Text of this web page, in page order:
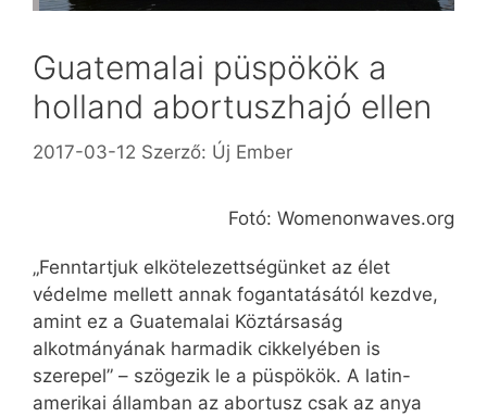
Guatemalai püspökök a
holland abortuszhajó ellen
2017-03-12 Szerző: Új Ember
Fotó: Womenonwaves.org
„Fenntartjuk elkötelezettségünket az élet
védelme mellett annak fogantatásától kezdve,
amint ez a Guatemalai Köztársaság
alkotmányának harmadik cikkelyében is
szerepel” – szögezik le a püspökök. A latin-
amerikai államban az abortusz csak az anya